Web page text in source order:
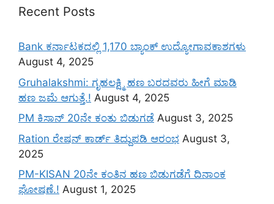
Recent Posts
Bank ಕರ್ನಾಟಕದಲ್ಲಿ 1,170 ಬ್ಯಾಂಕ್ ಉದ್ಯೋಗಾವಕಾಶಗಳು
August 4, 2025
Gruhalakshmi: ಗೃಹಲಕ್ಷ್ಮಿ ಹಣ ಬರದವರು ಹೀಗೆ ಮಾಡಿ
ಹಣ ಜಮೆ‌ ಆಗುತ್ತೆ.! August 4, 2025
PM ಕಿಸಾನ್ 20ನೇ ಕಂತು ಬಿಡುಗಡೆ August 3, 2025
Ration ರೇಷನ್ ಕಾರ್ಡ್ ತಿದ್ದುಪಡಿ ಆರಂಭ August 3,
2025
PM-KISAN 20ನೇ ಕಂತಿನ ಹಣ ಬಿಡುಗಡೆಗೆ ದಿನಾಂಕ
ಘೋಷಣೆ.! August 1, 2025